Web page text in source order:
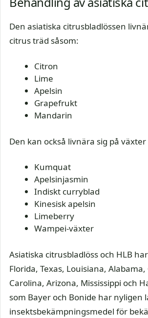
Den asiatiska citrusbladlössen
citrus träd såsom:
Citron
Lime
Apelsin
Grapefrukt
Mandarin
Den kan också livnära sig på växter
Kumquat
Apelsinjasmin
Indiskt curryblad
Kinesisk apelsin
Limeberry
Wampei-växter
Asiatiska citrusbladlöss och HLB
Florida, Texas, Louisiana,
Carolina, Arizona, Mississippi och
som Bayer och Bonide har nyligen
insektsbekämpningsmedel för